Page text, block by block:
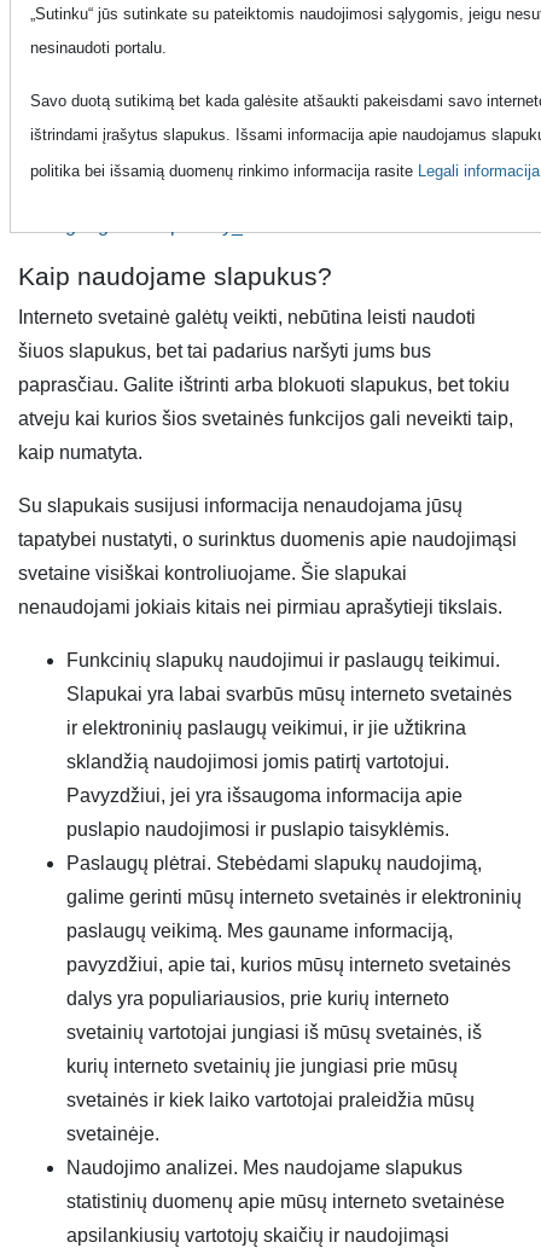
naršyklės nustatymus ir išjungti visus slapukus arba įjungti
/ išjungti juos po vieną. Tačiau atkreipiame dėmesį, kad kai
kuriais atvejais tai gali sulėtinti naršymo internete spartą,
apriboti tam tikrų interneto svetainių funkcijų veikimą arba
Kaip naudojame slapukus?
Interneto svetainė galėtų veikti, nebūtina leisti naudoti
šiuos slapukus, bet tai padarius naršyti jums bus
paprasčiau. Galite ištrinti arba blokuoti slapukus, bet tokiu
atveju kai kurios šios svetainės funkcijos gali neveikti taip,
kaip numatyta.
Su slapukais susijusi informacija nenaudojama jūsų
tapatybei nustatyti, o surinktus duomenis apie naudojimąsi
svetaine visiškai kontroliuojame. Šie slapukai
nenaudojami jokiais kitais nei pirmiau aprašytieji tikslais.
Funkcinių slapukų naudojimui ir paslaugų teikimui.
Slapukai yra labai svarbūs mūsų interneto svetainės
ir elektroninių paslaugų veikimui, ir jie užtikrina
sklandžią naudojimosi jomis patirtį vartotojui.
Pavyzdžiui, jei yra išsaugoma informacija apie
puslapio naudojimosi ir puslapio taisyklėmis.
Paslaugų plėtrai. Stebėdami slapukų naudojimą,
galime gerinti mūsų interneto svetainės ir elektroninių
paslaugų veikimą. Mes gauname informaciją,
pavyzdžiui, apie tai, kurios mūsų interneto svetainės
dalys yra populiariausios, prie kurių interneto
svetainių vartotojai jungiasi iš mūsų svetainės, iš
kurių interneto svetainių jie jungiasi prie mūsų
svetainės ir kiek laiko vartotojai praleidžia mūsų
svetainėje.
Naudojimo analizei. Mes naudojame slapukus
statistinių duomenų apie mūsų interneto svetainėse
apsilankiusių vartotojų skaičių ir naudojimąsi
„Sutinku“ jūs sutinkate su pateiktomis naudojimosi sąlygomis, jeigu
nesinaudoti portalu.
Savo duotą sutikimą bet kada galėsite atšaukti pakeisdami savo
ištrindami įrašytus slapukus. Išsami informacija apie naudojamus
politika bei išsamią duomenų rinkimo informacija rasite
Legali informacija